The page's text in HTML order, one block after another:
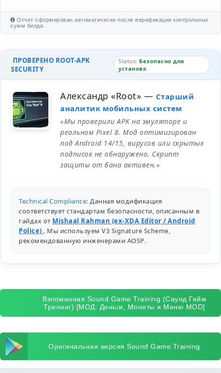
Отчет сформирован автоматически после верификации контрольных
сумм билда.
ПРОВЕРЕНО ROOT-APK
SECURITY
Status: Безопасно для
установк
Александр «Root» — Старший
аналитик мобильных систем
«Мы проверили APK на эмуляторе и
реальном Pixel 8. Мод оптимизирован
под Android 14/15, вирусов или скрытых
подписок не обнаружено. Скрипт
защиты от бана активен.»
Technical Compliance: Данная модификация
соответствует стандартам безопасности, описанным в
гайдах от Mishaal Rahman (ex-XDA Editor / Android
Police) . Мы используем V3 Signature Scheme,
рекомендованную инженерами AOSP.
Взломанная Sound Game Training (Саунд Гейм
Тренинг) [МОД: Деньги, Монеты и Меню MOD]
Оригинальная версия Sound Game Training